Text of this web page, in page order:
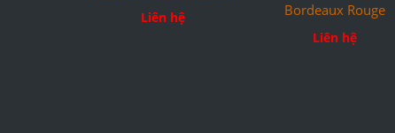
Liên hệ
Bordeaux Rouge
Liên hệ